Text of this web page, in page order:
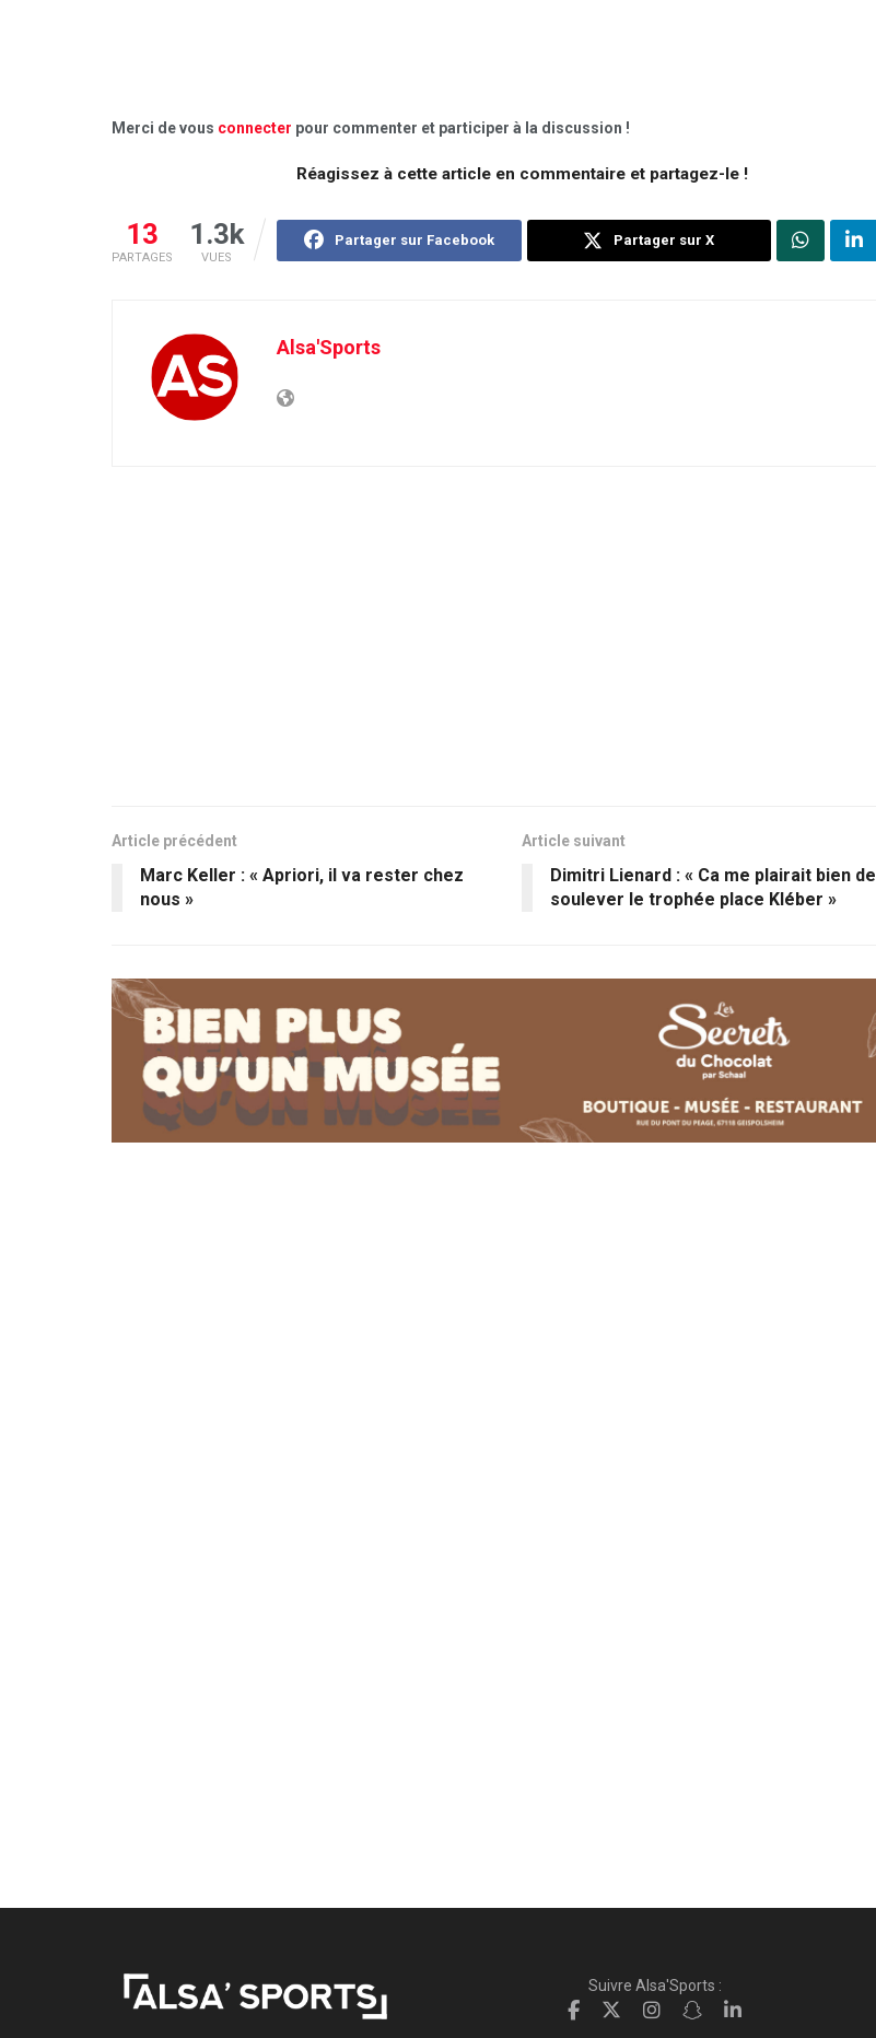
Merci de vous connecter pour commenter et participer à la discussion !
Réagissez à cette article en commentaire et partagez-le !
13
PARTAGES
1.3k
VUES
Partager sur Facebook Partager sur X
Alsa'Sports
Article précédent
Marc Keller : « Apriori, il va rester chez
nous »
Article suivant
Dimitri Lienard : « Ca me plairait bien de
soulever le trophée place Kléber »
Suivre Alsa'Sports :